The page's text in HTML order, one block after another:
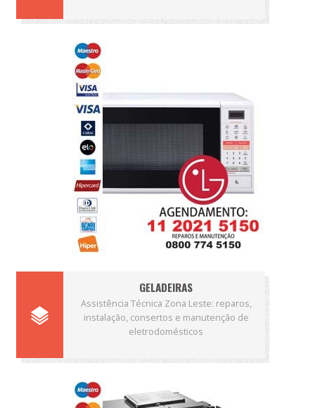
GELADEIRAS
Assistência Técnica Zona Leste: reparos,
instalação, consertos e manutenção de
eletrodomésticos